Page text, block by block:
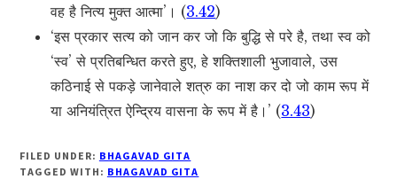
वह है नित्य मुक्त आत्मा’। (3.42)
‘इस प्रकार सत्य को जान कर जो कि बुद्धि से परे है, तथा स्व को
‘स्व’ से प्रतिबन्धित करते हुए, हे शक्तिशाली भुजावाले, उस
कठिनाई से पकड़े जानेवाले शत्रु का नाश कर दो जो काम रूप में
या अनियंत्रित ऐन्द्रिय वासना के रूप में है।’ (3.43)
FILED UNDER: BHAGAVAD GITA
TAGGED WITH: BHAGAVAD GITA